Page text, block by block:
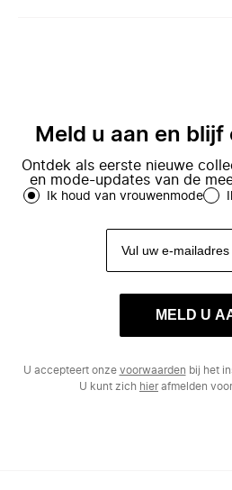
Meld u aan en
Ontdek als eerste nieuwe
en mode-updates van de
Ik houd van vrouwenmode
MELD U
U accepteert onze voorwaarden bij het
U kunt zich hierafmelden